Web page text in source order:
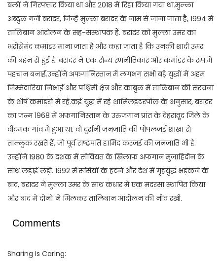
बलों ने गिरफ्तार किया था और 2018 में रिहा किया गया था.मुल्ला
अब्दुल गनी बरादर, जिन्हें मुल्ला बरादर के नाम से जाना जाता है, 1994 में
तालिबान आंदोलन के सह-संस्थापक हैं. बरादर को मुल्ला उमर का
भरोसेमंद कमांडर माना जाता है और कहा जाता है कि उनकी शादी उमर
की बहन से हुई है. बरादर ने एक सैन्य रणनीतिकार और कमांडर के रूप में
पहचान बनाई.उन्होंने अफगानिस्तान में लगभग सभी बड़े युद्धों में अहम
जिम्मेदारियां निभाईं और पश्चिमी क्षेत्र और काबुल में तालिबान की संरचना
के शीर्ष कमांडरों में रहे.कई युद्ध में रहे शामिलइंटरपोल के अनुसार, बरादर
का जन्म 1968 में अफगानिस्तान के उरुजगान प्रांत के देहरावूद जिले के
वीटमक गांव में हुआ था. वो दुर्रानी जनजाति की पोपलजई शाखा से
ताल्लुक रखते हैं, जो पूर्व राष्ट्रपति हामिद करजई की जनजाति भी है.
उन्होंने 1980 के दशक में सोवियत के खिलाफ अफगान मुजाहिदीन के
साथ लड़ाई लड़ी. 1992 में रूसियों के हटने और देश में गृहयुद्ध भड़कने के
बाद, बरादर ने मुल्ला उमर के साथ कंधार में एक मदरसा स्थापित किया
और बाद में दोनों ने मिलकर तालिबान आंदोलन की नींव रखी.
Comments
Sharing Is Caring: